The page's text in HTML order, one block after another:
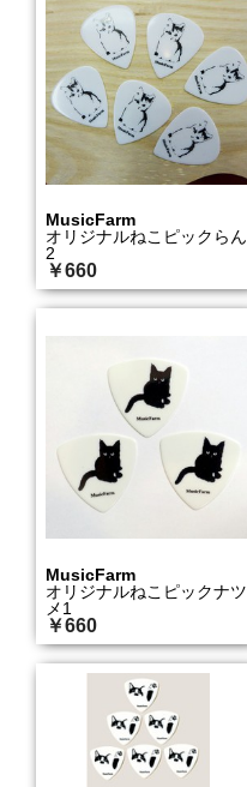
MusicFarm
オリジナルねこピックらん
2
￥660
MusicFarm
オリジナルねこピックナツ
メ1
￥660